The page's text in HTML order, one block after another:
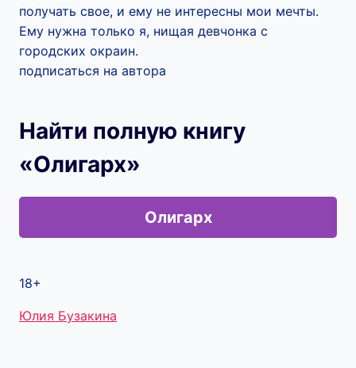
получать свое, и ему не интересны мои мечты.
Ему нужна только я, нищая девчонка с
городских окраин.
подписаться на автора
Найти полную книгу
«Олигарх»
Олигарх
18+
Метки
Юлия Бузакина